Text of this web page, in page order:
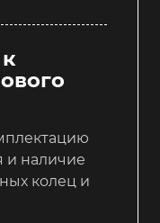
и наличие
колец и